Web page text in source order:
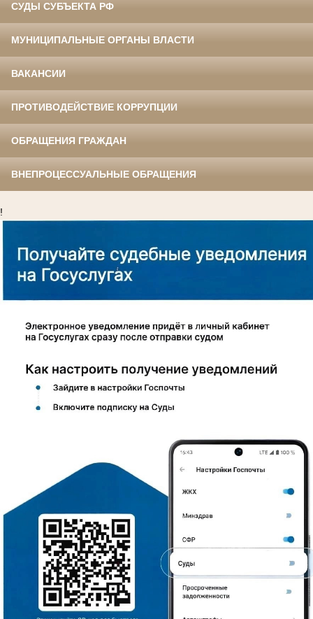
СУДЫ СУБЪЕКТА РФ
МУНИЦИПАЛЬНЫЕ ОРГАНЫ ВЛАСТИ
ВАКАНСИИ
ПРОТИВОДЕЙСТВИЕ КОРРУПЦИИ
ОБРАЩЕНИЯ ГРАЖДАН
ВНЕПРОЦЕССУАЛЬНЫЕ ОБРАЩЕНИЯ
!